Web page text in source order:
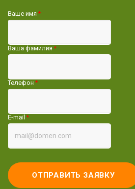
Ваше имя *
Ваша фамилия *
Телефон *
E-mail *
ОТПРАВИТЬ ЗАЯВКУ